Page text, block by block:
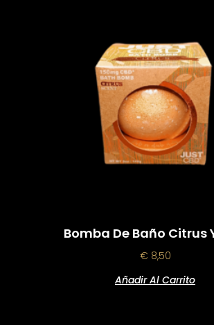
Bomba De Baño Citrus
€ 8,50
Añadir Al Carrito